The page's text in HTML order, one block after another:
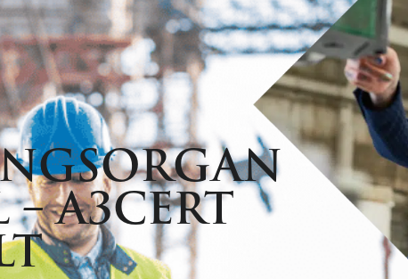
ISO 39001– Trafiksäkerhet
för UK &
EN 16034– CE-Märkning av dörrar, portar
& fönster
Center ISO 45001– Arbetsmiljö
enhet
ISO 27001 – Informationssäkerhet
inom Ballast ISO 22301– Kontinuitetshantering
A3CERT